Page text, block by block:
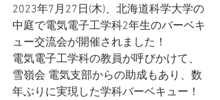
2023年7月27日(木)、北海道科学大学の
中庭で電気電子工学科2年生のバーベキ
ュー交流会が開催されました！
電気電子工学科の教員が呼びかけて、
雪嶺会 電気支部からの助成もあり、数
年ぶりに実現した学科バーベキュー！